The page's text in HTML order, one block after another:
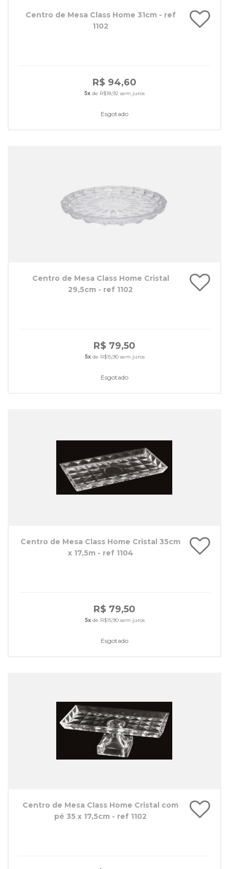
Centro de Mesa Class Home 31cm - ref
1102
R$ 94,60
5x de R$18,92 sem juros
Esgotado
Centro de Mesa Class Home Cristal
29,5cm - ref 1102
R$ 79,50
5xde R$15,90 sem juros
Esgotado
Centro de Mesa Class Home Cristal 35cm
x 17,5m - ref 1104
R$ 79,50
5xde R$15,90 sem juros
Esgotado
Centro de Mesa Class Home Cristal com
pé 35 x 17,5cm - ref 1102